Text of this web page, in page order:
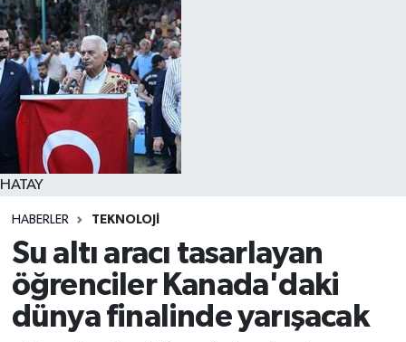
HATAY
HABERLER TEKNOLOJI
Su altı aracı tasarlayan
öğrenciler Kanada'daki
dünya finalinde yarışacak
Spor
Teknoloji
Yaşam